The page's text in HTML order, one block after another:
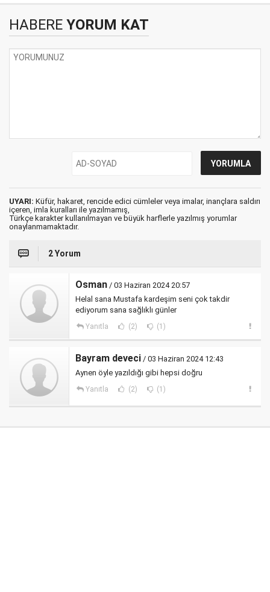
HABERE YORUM KAT
UYARI: Küfür, hakaret, rencide edici cümleler veya imalar, inançlara saldırı
içeren, imla kuralları ile yazılmamış,
Türkçe karakter kullanılmayan ve büyük harflerle yazılmış yorumlar
onaylanmamaktadır.
2 Yorum
Osman / 03 Haziran 2024 20:57
Helal sana Mustafa kardeşim seni çok takdir
ediyorum sana sağlıklı günler
Yanıtla (2) (1)
Bayram deveci / 03 Haziran 2024 12:43
Aynen öyle yazıldığı gibi hepsi doğru
Yanıtla (2) (1)